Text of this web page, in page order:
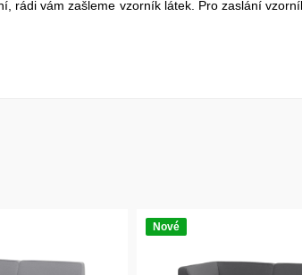
rádi vám zašleme vzorník látek. Pro zaslání
Nové